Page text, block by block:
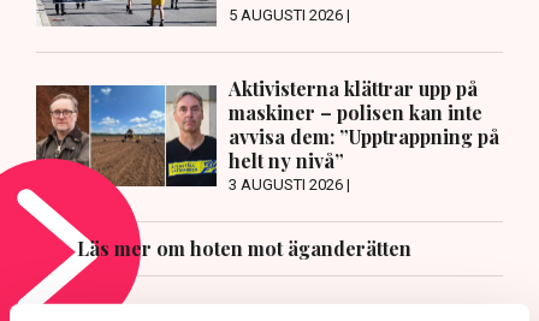
5 AUGUSTI 2026 |
Aktivisterna klättrar upp på
maskiner – polisen kan inte
avvisa dem: ”Upptrappning på
helt ny nivå”
3 AUGUSTI 2026 |
Läs mer om hoten mot äganderätten